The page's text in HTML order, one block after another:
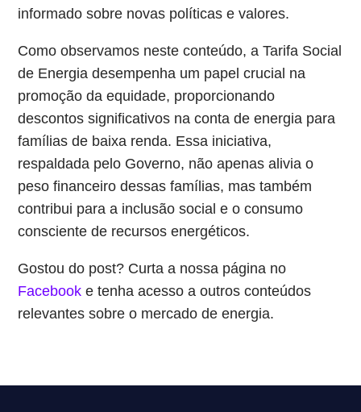
informado sobre novas políticas e valores.
Como observamos neste conteúdo, a Tarifa Social
de Energia desempenha um papel crucial na
promoção da equidade, proporcionando
descontos significativos na conta de energia para
famílias de baixa renda. Essa iniciativa,
respaldada pelo Governo, não apenas alivia o
peso financeiro dessas famílias, mas também
contribui para a inclusão social e o consumo
consciente de recursos energéticos.
Gostou do post? Curta a nossa página no
Facebook e tenha acesso a outros conteúdos
relevantes sobre o mercado de energia.